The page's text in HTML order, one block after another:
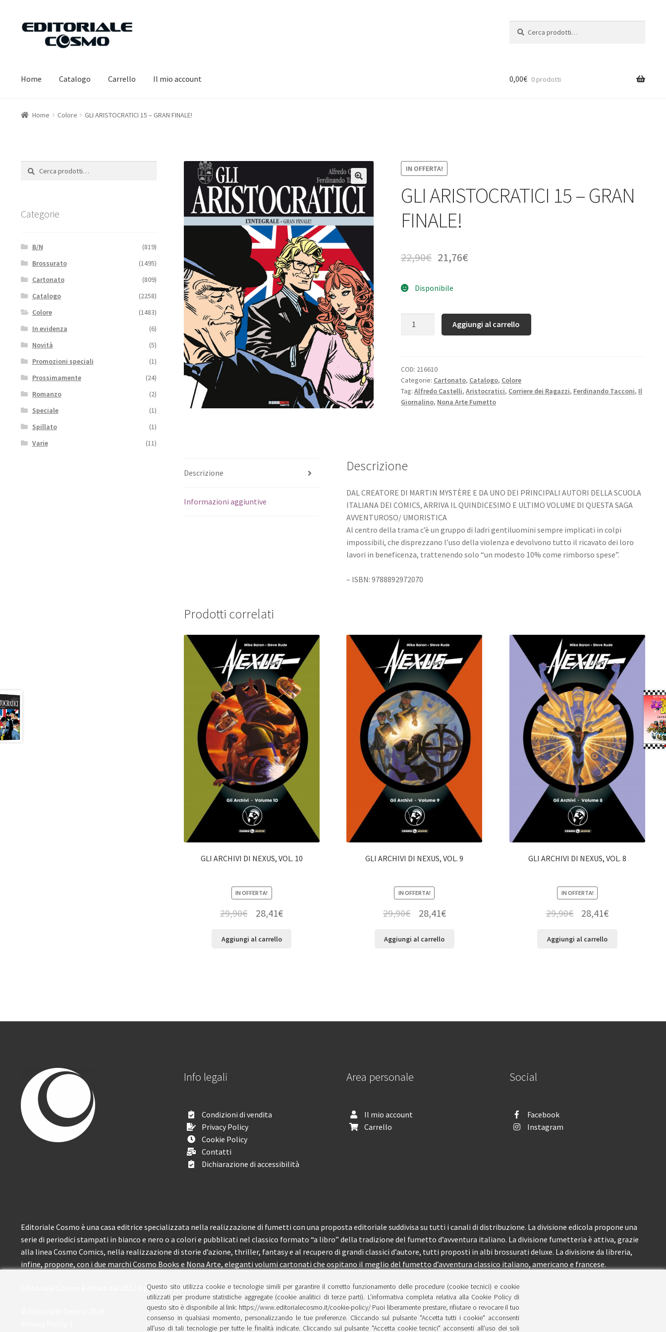
Vai
navigazione
Vai
Home Catalogo Carrello Il mio account 0,00€ 0 prodotti
Home Colore GLI ARISTOCRATICI 15 – GRAN FINALE!
IN OFFERTA!
GLI ARISTOCRATICI 15 – GRAN
FINALE!
22,90€ 21,76€
Disponibile
Aggiungi al carrello
COD: 216610
Categorie: Cartonato, Catalogo, Colore
Tag: Alfredo Castelli, Aristocratici, Corriere dei Ragazzi, Ferdinando Tacconi, Il
Giornalino, Nona Arte Fumetto
Descrizione
Informazioni aggiuntive
Descrizione
DAL CREATORE DI MARTIN MYSTÈRE E DA UNO DEI PRINCIPALI AUTORI DELLA SCUOLA
ITALIANA DEI COMICS, ARRIVA IL QUINDICESIMO E ULTIMO VOLUME DI QUESTA SAGA
AVVENTUROSO/ UMORISTICA
Al centro della trama c’è un gruppo di ladri gentiluomini sempre implicati in colpi
impossibili, che disprezzano l’uso della violenza e devolvono tutto il ricavato dei loro
lavori in beneficenza, trattenendo solo “un modesto 10% come rimborso spese”.
– ISBN: 9788892972070
Prodotti correlati
GLI ARCHIVI DI NEXUS, VOL. 10
IN OFFERTA!
29,90€ 28,41€
Aggiungi al carrello
GLI ARCHIVI DI NEXUS, VOL. 9
IN OFFERTA!
29,90€ 28,41€
Aggiungi al carrello
GLI ARCHIVI DI NEXUS, VOL. 8
IN OFFERTA!
29,90€ 28,41€
Aggiungi al carrello
Cerca:
Cerca
Categorie
B/N
(819)
Brossurato
(1495)
Cartonato
(809)
Catalogo
(2258)
Colore
(1483)
In evidenza
(6)
Novità
(5)
Promozioni speciali
(1)
Prossimamente
(24)
Romanzo
(2)
Speciale
(1)
Spillato
(1)
Varie
(11)
Info legali
Condizioni di vendita
Privacy Policy
Cookie Policy
Contatti
Dichiarazione di accessibilità
Area personale
Il mio account
Carrello
Social
Facebook
Instagram
Editoriale Cosmo è una casa editrice specializzata nella realizzazione di fumetti con una proposta editoriale suddivisa su tutti i canali di distribuzione. La divisione edicola propone una
serie di periodici stampati in bianco e nero o a colori e pubblicati nel classico formato “a libro” della tradizione del fumetto d’avventura italiano. La divisione fumetteria è attiva, grazie
alla linea Cosmo Comics, nella realizzazione di storie d’azione, thriller, fantasy e al recupero di grandi classici d’autore, tutti proposti in albi brossurati deluxe. La divisione da libreria,
infine, propone, con i due marchi Cosmo Books e Nona Arte, eleganti volumi cartonati che ospitano il meglio del fumetto d’avventura classico italiano, americano e francese.
Editoriale Cosmo è attiva dal 2012 e propone ai lettori circa 150 pubblicazioni l’anno.
Questo sito utilizza cookie e tecnologie simili per garantire il corretto funzionamento delle procedure (cookie tecnici) e cookie
utilizzati per produrre statistiche aggregate (cookie analitici di terze parti). L’informativa completa relativa alla Cookie Policy di
questo sito è disponibile al link: https://www.editorialecosmo.it/cookie-policy/ Puoi liberamente prestare, rifiutare o revocare il tuo
consenso in qualsiasi momento, personalizzando le tue preferenze. Cliccando sul pulsante "Accetta tutti i cookie" acconsenti
all'uso di tali tecnologie per tutte le finalità indicate. Cliccando sul pulsante "Accetta cookie tecnici" acconsenti all'uso dei soli